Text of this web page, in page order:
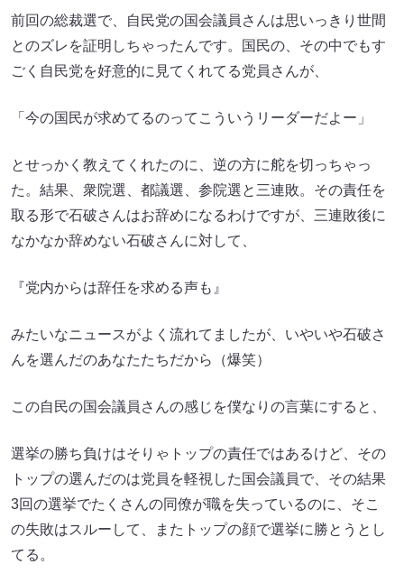
前回の総裁選で、自民党の国会議員さんは思いっきり世間
とのズレを証明しちゃったんです。国民の、その中でもす
ごく自民党を好意的に見てくれてる党員さんが、
「今の国民が求めてるのってこういうリーダーだよー」
とせっかく教えてくれたのに、逆の方に舵を切っちゃっ
た。結果、衆院選、都議選、参院選と三連敗。その責任を
取る形で石破さんはお辞めになるわけですが、三連敗後に
なかなか辞めない石破さんに対して、
『党内からは辞任を求める声も』
みたいなニュースがよく流れてましたが、いやいや石破さ
んを選んだのあなたたちだから（爆笑）
この自民の国会議員さんの感じを僕なりの言葉にすると、
選挙の勝ち負けはそりゃトップの責任ではあるけど、その
トップの選んだのは党員を軽視した国会議員で、その結果
3回の選挙でたくさんの同僚が職を失っているのに、そこ
の失敗はスルーして、またトップの顔で選挙に勝とうとし
てる。